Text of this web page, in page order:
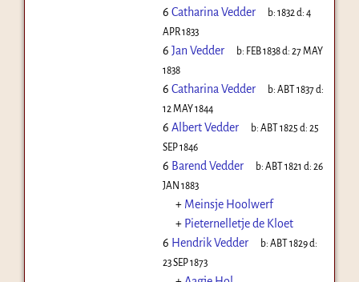
6 Catharina Vedder b:1832 d:4
APR 1833
6 Jan Vedder b: FEB 1838d:27 MAY
1838
6 Catharina Vedder b:ABT 1837d:
12 MAY 1844
6 Albert Vedder b:ABT 1825 d:25
SEP 1846
6 Barend Vedder b:ABT 1821 d:26
JAN 1883
+ Meinsje Hoolwerf
+ Pieternelletje de Kloet
6 Hendrik Vedder b:ABT 1829d:
23 SEP 1873